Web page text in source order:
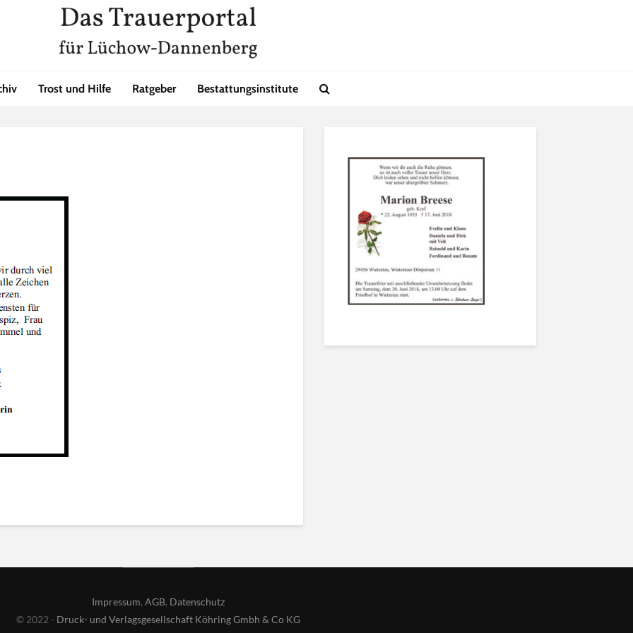
Trost und Hilfe Ratgeber Bestattungsinstitute
Impressum, AGB, Datenschutz
© 2022 - Druck- und Verlagsgesellschaft Köhring Gmbh & Co KG